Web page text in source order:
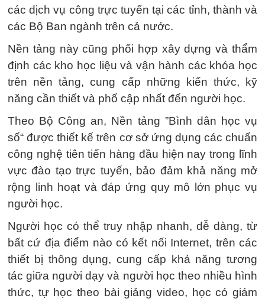
các dịch vụ công trực tuyến tại các tỉnh, thành và
các Bộ Ban ngành trên cả nước.
Nền tảng này cũng phối hợp xây dựng và thẩm
định các kho học liệu và vận hành các khóa học
trên nền tảng, cung cấp những kiến thức, kỹ
năng cần thiết và phổ cập nhất đến người học.
Theo Bộ Công an, Nền tảng ”Bình dân học vụ
số“ được thiết kế trên cơ sở ứng dụng các chuẩn
công nghệ tiên tiến hàng đầu hiện nay trong lĩnh
vực đào tạo trực tuyến, bảo đảm khả năng mở
rộng linh hoạt và đáp ứng quy mô lớn phục vụ
người học.
Người học có thể truy nhập nhanh, dễ dàng, từ
bất cứ địa điểm nào có kết nối Internet, trên các
thiết bị thông dụng, cung cấp khả năng tương
tác giữa người dạy và người học theo nhiều hình
thức, tự học theo bài giảng video, học có giám